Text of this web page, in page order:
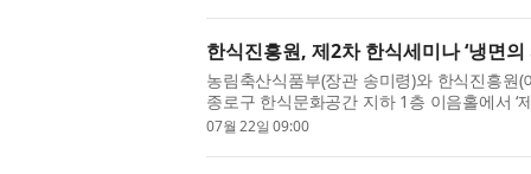
한식진흥원, 제2차 한식세미나 ‘냉면의
농림축산식품부(장관 송미령)와 한식진흥원
종로구 한식문화공간 지하 1층 이음홀에서 ‘
한다. 이번 세미나는 여름철 인기 ...
07월 22일 09:00